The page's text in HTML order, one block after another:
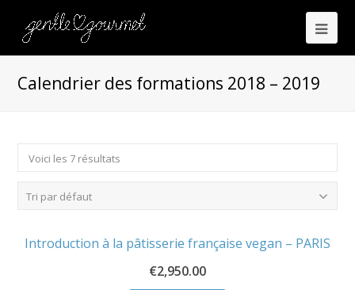
Calendrier des formations 2018 – 2019
Voici les 7 résultats
Tri par défaut
Introduction à la pâtisserie française vegan – PARIS
€2,950.00